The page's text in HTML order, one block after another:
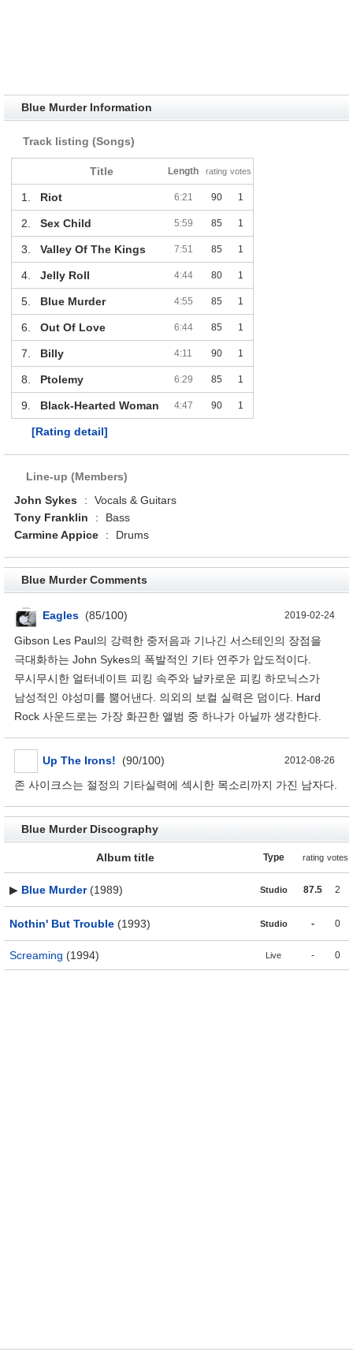
Blue Murder Information
Track listing (Songs)
Title Length rating votes
1. Riot 6:21 90 1
2. Sex Child 5:59 85 1
3. Valley Of The Kings 7:51 85 1
4. Jelly Roll 4:44 80 1
5. Blue Murder 4:55 85 1
6. Out Of Love 6:44 85 1
7. Billy 4:11 90 1
8. Ptolemy 6:29 85 1
9. Black-Hearted Woman 4:47 90 1
[Rating detail]
Line-up (Members)
John Sykes
:
Vocals & Guitars
Tony Franklin
:
Bass
Carmine Appice
: Drums
Blue Murder Comments
Eagles (85/100) 2019-02-24
Gibson Les Paul의 강력한 중저음과 기나긴 서스테인의 장점을
극대화하는 John Sykes의 폭발적인 기타 연주가 압도적이다.
무시무시한 얼터네이트 피킹 속주와 날카로운 피킹 하모닉스가
남성적인 야성미를 뿜어낸다. 의외의 보컬 실력은 덤이다. Hard
Rock 사운드로는 가장 화끈한 앨범 중 하나가 아닐까 생각한다.
Up The Irons! (90/100) 2012-08-26
존 사이크스는 절정의 기타실력에 섹시한 목소리까지 가진 남자다.
Blue Murder Discography
Album title Type rating votes
▶ Blue Murder(1989) Studio 87.5 2
Nothin' But Trouble (1993) Studio - 0
Screaming (1994) Live - 0